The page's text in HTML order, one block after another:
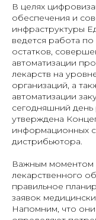
В целях
обеспечения и
инфраструктуры
ведется работа
остатков,
автоматизации
лекарств на
организаций, а
автоматизации
сегодняшний день
утверждена
информационных
дистрибьютора.
Важным моментом
лекарственного
правильное
заявок
Напомним, что